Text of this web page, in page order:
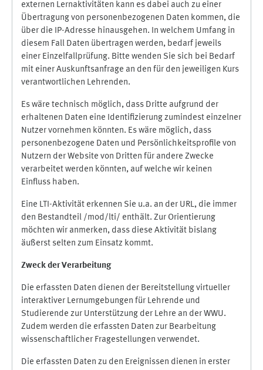
externen Lernaktivitäten kann es dabei auch zu einer
Übertragung von personenbezogenen Daten kommen, die
über die IP-Adresse hinausgehen. In welchem Umfang in
diesem Fall Daten übertragen werden, bedarf jeweils
einer Einzelfallprüfung. Bitte wenden Sie sich bei Bedarf
mit einer Auskunftsanfrage an den für den jeweiligen Kurs
verantwortlichen Lehrenden.
Es wäre technisch möglich, dass Dritte aufgrund der
erhaltenen Daten eine Identifizierung zumindest einzelner
Nutzer vornehmen könnten. Es wäre möglich, dass
personenbezogene Daten und Persönlichkeitsprofile von
Nutzern der Website von Dritten für andere Zwecke
verarbeitet werden könnten, auf welche wir keinen
Einfluss haben.
Eine LTI-Aktivität erkennen Sie u.a. an der URL, die immer
den Bestandteil /mod/lti/ enthält. Zur Orientierung
möchten wir anmerken, dass diese Aktivität bislang
äußerst selten zum Einsatz kommt.
Zweck der Verarbeitung
Die erfassten Daten dienen der Bereitstellung virtueller
interaktiver Lernumgebungen für Lehrende und
Studierende zur Unterstützung der Lehre an der WWU.
Zudem werden die erfassten Daten zur Bearbeitung
wissenschaftlicher Fragestellungen verwendet.
Die erfassten Daten zu den Ereignissen dienen in erster